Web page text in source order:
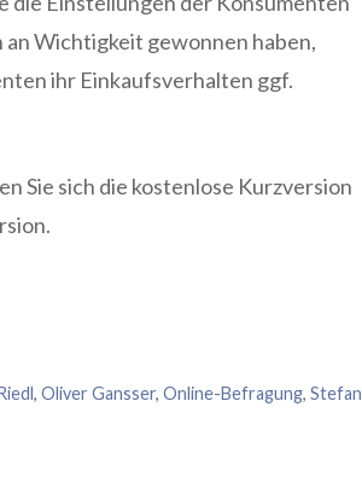
Wichtigkeit gewonnen haben,
ihr Einkaufsverhalten ggf.
Sie sich die kostenlose Kurzversion
, Oliver Gansser, Online-Befragung, Stefan